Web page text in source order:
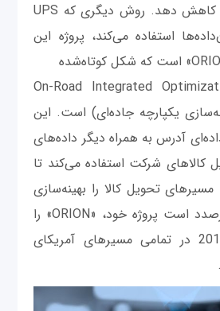
تصاعدات زیان‌آور را کاهش دهد. روش دیگری که UPS
استفاده می‌کند، پروژه این
On-Road Integrated
یکپارچه جاده‌ای) است. این
آدرس به همراه دیگر داده‌های
کالاهای شرکت استفاده می‌کند تا
مسیرهای تحویل کالا را بهینه‌سازی
کند. شرکت UPS درصدد است پروژه خود، «ORION» را
تا پیش از سال 2017 در تمامی مسیرهای آمریکای